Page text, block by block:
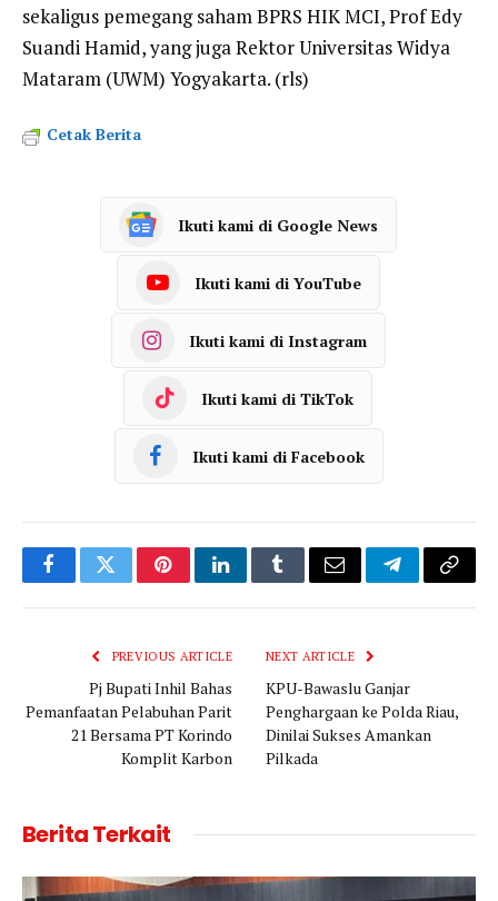
sekaligus pemegang saham BPRS HIK MCI, Prof Edy
Suandi Hamid, yang juga Rektor Universitas Widya
Mataram (UWM) Yogyakarta. (rls)
Cetak Berita
Ikuti kami di Google News
Ikuti kami di YouTube
Ikuti kami di Instagram
Ikuti kami di TikTok
Ikuti kami di Facebook
FacebookTwitterPinterestLinkedInTumblrEmail TelegramCopy
PREVIOUS ARTICLE
Pj Bupati Inhil Bahas
Pemanfaatan Pelabuhan Parit
21 Bersama PT Korindo
Komplit Karbon
NEXT ARTICLE
KPU-Bawaslu Ganjar
Penghargaan ke Polda Riau,
Dinilai Sukses Amankan
Pilkada
Berita Terkait